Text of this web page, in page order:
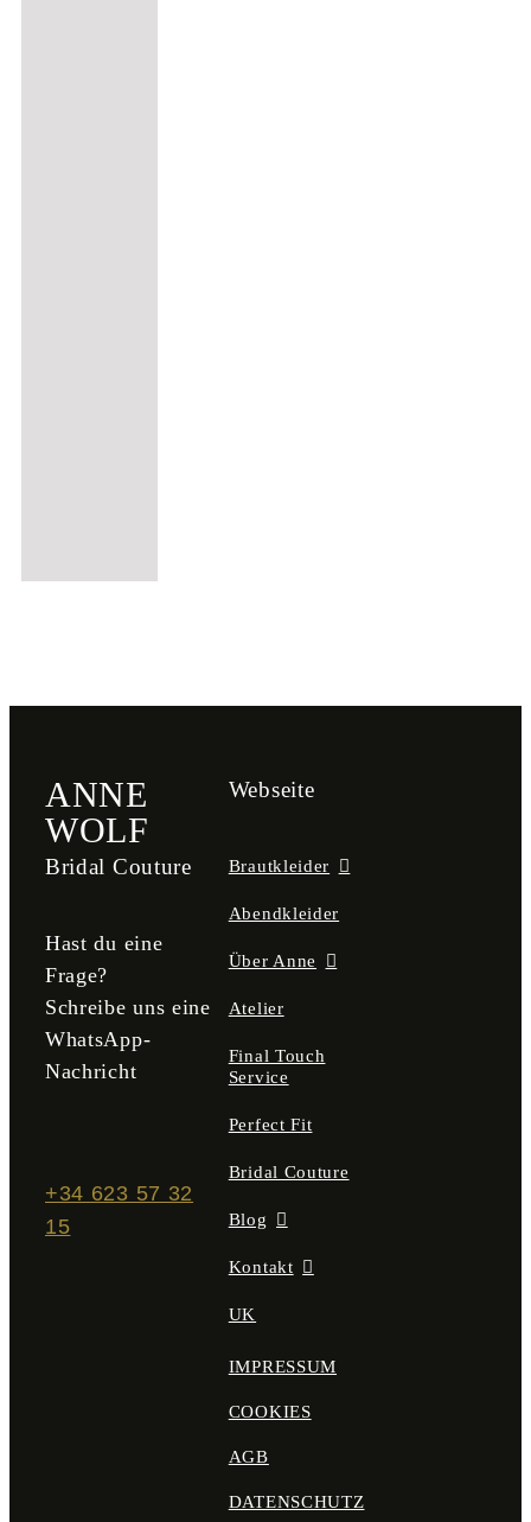
ANNE
WOLF
Bridal Couture
Hast du eine
Frage?
Schreibe uns eine
WhatsApp-
Nachricht
+34 623 57 32
15
Webseite
Brautkleider
Abendkleider
Über Anne
Atelier
Final Touch
Service
Perfect Fit
Bridal Couture
Blog
Kontakt
UK
IMPRESSUM
COOKIES
AGB
DATENSCHUTZ